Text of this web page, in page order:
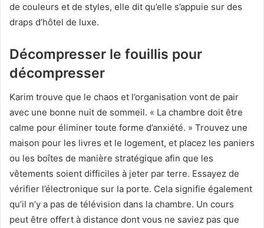
de couleurs et de styles, elle dit qu’elle s’appuie sur des
draps d’hôtel de luxe.
Décompresser le fouillis pour
décompresser
Karim trouve que le chaos et l’organisation vont de pair
avec une bonne nuit de sommeil. « La chambre doit être
calme pour éliminer toute forme d’anxiété. » Trouvez une
maison pour les livres et le logement, et placez les paniers
ou les boîtes de manière stratégique afin que les
vêtements soient difficiles à jeter par terre. Essayez de
vérifier l’électronique sur la porte. Cela signifie également
qu’il n’y a pas de télévision dans la chambre. Un cours
peut être offert à distance dont vous ne saviez pas que